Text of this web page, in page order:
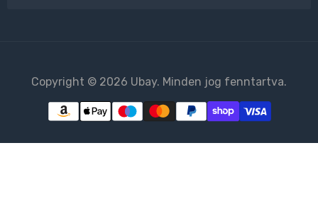
Copyright © 2026 Ubay. Minden jog fenntartva.